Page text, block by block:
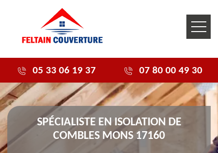
05 33 06 19 37 07 80 00 49 30
SPÉCIALISTE EN ISOLATION DE
COMBLES MONS 17160